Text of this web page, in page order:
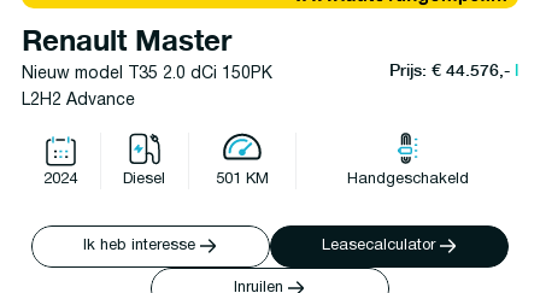
Renault Master
Nieuw model T35 2.0 dCi 150PK
L2H2 Advance
Prijs: € 44.576,-l
2024 Diesel 501 KM Handgeschakeld
Ik heb interesse Leasecalculator
Inruilen